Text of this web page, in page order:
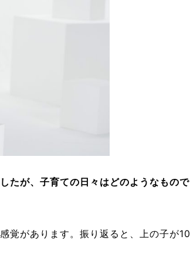
たが、子育ての日々はどのようなもので
覚があります。振り返ると、上の子が10